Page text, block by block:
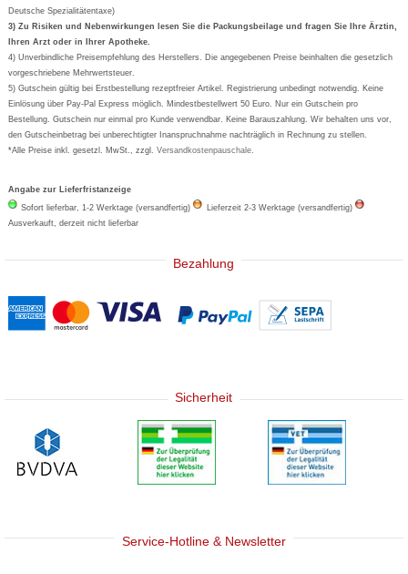
Formoline
Wick
Eucerin
Basica
Deutsche Spezialitätentaxe)
3) Zu Risiken und Nebenwirkungen lesen Sie die Packungsbeilage und fragen Sie Ihre Ärztin,
Ihren Arzt oder in Ihrer Apotheke.
4) Unverbindliche Preisempfehlung des Herstellers. Die angegebenen Preise beinhalten die gesetzlich
vorgeschriebene Mehrwertsteuer.
5) Gutschein gültig bei Erstbestellung rezeptfreier Artikel. Registrierung unbedingt notwendig. Keine
Einlösung über Pay-Pal Express möglich. Mindestbestellwert 50 Euro. Nur ein Gutschein pro
Bestellung. Gutschein nur einmal pro Kunde verwendbar. Keine Barauszahlung. Wir behalten uns vor,
den Gutscheinbetrag bei unberechtigter Inanspruchnahme nachträglich in Rechnung zu stellen.
*Alle Preise inkl. gesetzl. MwSt., zzgl.Versandkostenpauschale
Angabe zur Lieferfristanzeige
Sofort lieferbar, 1-2 Werktage (versandfertig)
Lieferzeit 2-3 Werktage (versandfertig)
Ausverkauft, derzeit nicht lieferbar
Bezahlung
Sicherheit
Service-Hotline & Newsletter